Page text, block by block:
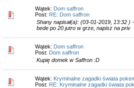
Wątek: Dom saffron
Post: RE: Dom saffron
Shany napisał(a): (03-01-2019, 13:32
bede po 20 jutro w grze, napisz na priv
Wątek: Dom saffron
Post: Dom saffron
Kupię domek w Saffron :D
Wątek: Kryminalne zagadki świata
Post: RE: Kryminalne zagadki świata